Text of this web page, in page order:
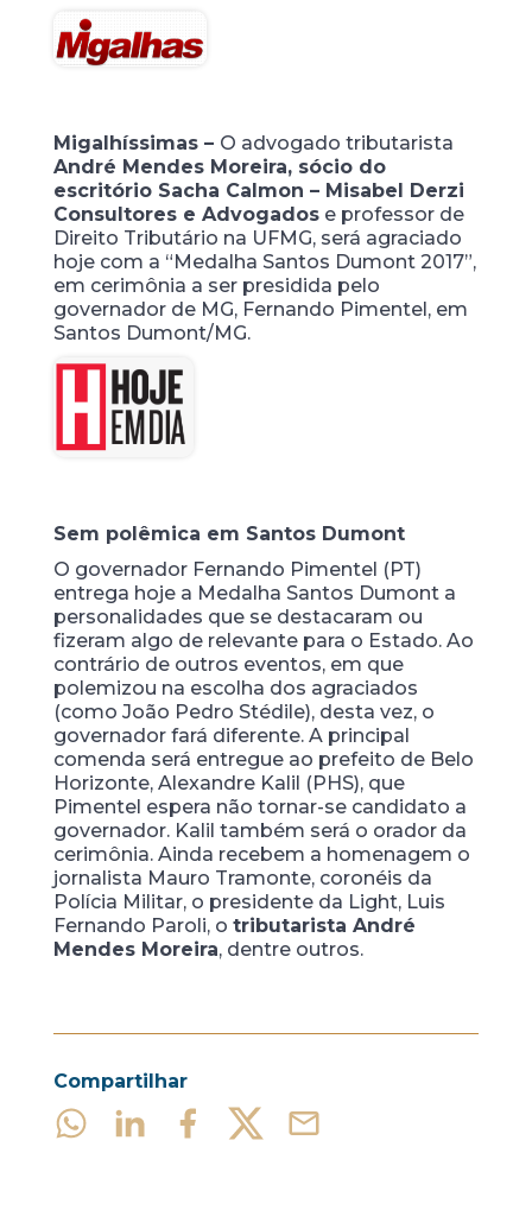
Migalhíssimas – O advogado tributarista
André Mendes Moreira, sócio do
escritório Sacha Calmon – Misabel Derzi
Consultores e Advogadose professor de
Direito Tributário na UFMG, será agraciado
hoje com a “Medalha Santos Dumont 2017”,
em cerimônia a ser presidida pelo
governador de MG, Fernando Pimentel, em
Santos Dumont/MG.
Sem polêmica em Santos Dumont
O governador Fernando Pimentel (PT)
entrega hoje a Medalha Santos Dumont a
personalidades que se destacaram ou
fizeram algo de relevante para o Estado. Ao
contrário de outros eventos, em que
polemizou na escolha dos agraciados
(como João Pedro Stédile), desta vez, o
governador fará diferente. A principal
comenda será entregue ao prefeito de Belo
Horizonte, Alexandre Kalil (PHS), que
Pimentel espera não tornar-se candidato a
governador. Kalil também será o orador da
cerimônia. Ainda recebem a homenagem o
jornalista Mauro Tramonte, coronéis da
Polícia Militar, o presidente da Light, Luis
Fernando Paroli, o tributarista André
Mendes Moreira, dentre outros.
Compartilhar